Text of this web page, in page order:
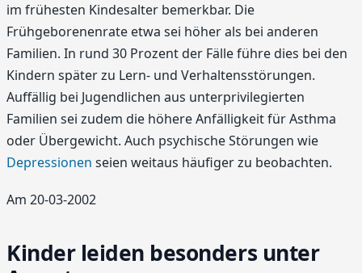
im frühesten Kindesalter bemerkbar. Die
Frühgeborenenrate etwa sei höher als bei anderen
Familien. In rund 30 Prozent der Fälle führe dies bei den
Kindern später zu Lern- und Verhaltensstörungen.
Auffällig bei Jugendlichen aus unterprivilegierten
Familien sei zudem die höhere Anfälligkeit für Asthma
oder Übergewicht. Auch psychische Störungen wie
Depressionen seien weitaus häufiger zu beobachten.
Am 20-03-2002
Kinder leiden besonders unter